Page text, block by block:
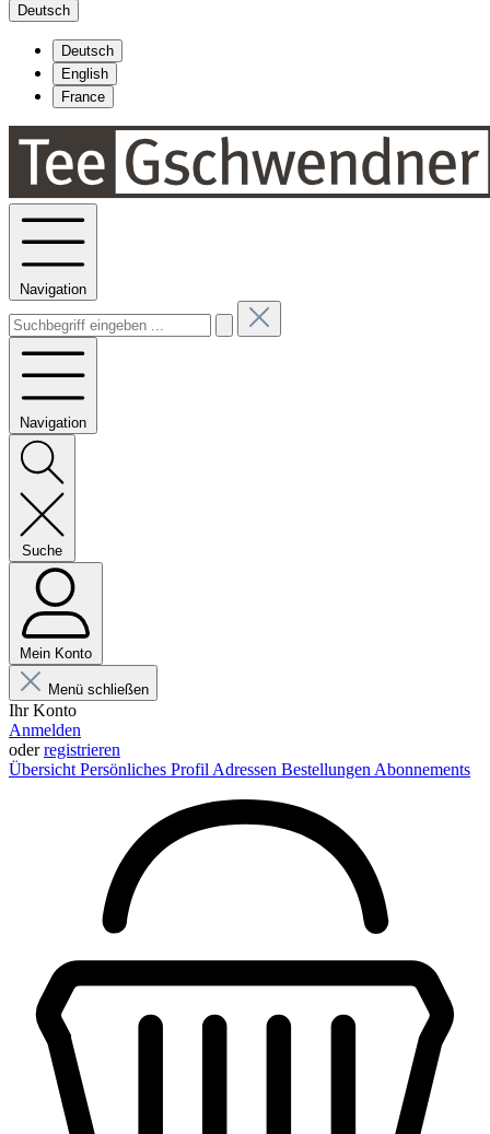
Deutsch
Deutsch
English
France
Navigation
Navigation
Suche
Mein Konto
Menü schließen
Ihr Konto
Anmelden
oderregistrieren
Übersicht Persönliches Profil Adressen Bestellungen Abonnements